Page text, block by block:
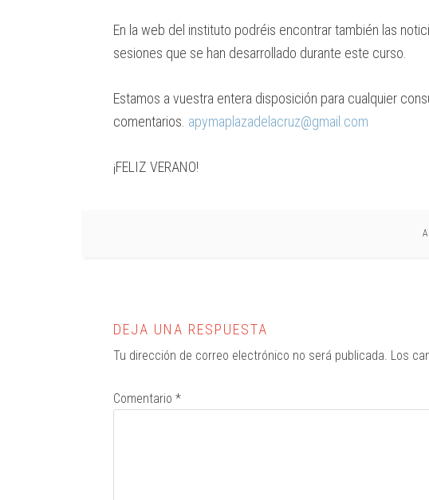
En la web del instituto podréis encontrar también las
sesiones que se han desarrollado durante este curso.
Estamos a vuestra entera disposición para cualquier
comentarios. apymaplazadelacruz@gmail.com
¡FELIZ VERANO!
DEJA UNA RESPUESTA
Tu dirección de correo electrónico no será publicada. Los
Comentario *